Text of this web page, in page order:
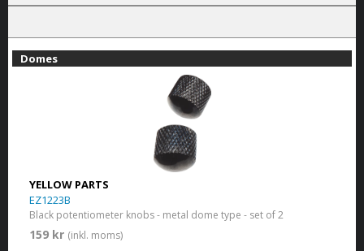
Domes
YELLOW PARTS
EZ1223B
Black potentiometer knobs - metal dome type - set of 2
159 kr (inkl. moms)